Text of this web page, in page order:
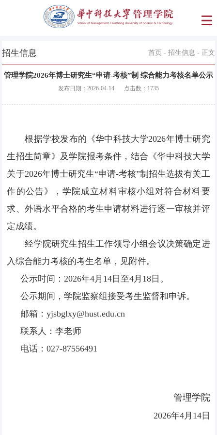
招生信息 首页 - 招生信息 - 正文
管理学院2026年博士研究生“申请-考核”制 综合能力考核名单公示
发布日期： 2026-04-14 点击数： 1735
根据学校发布的《华中科技大学2026年博士研究
生招生简章》及学院报考条件，结合《华中科技大学
关于2026年博士研究生“申请-考核”制招生选拔有关工
作的公告》，学院成立材料审核小组对符合材料要
求、外语水平合格的考生申请材料进行逐一审核并评
定成绩。
经学院研究生招生工作领导小组会议决策确定进
入综合能力考核的考生名单，见附件。
公示时间：2026年4月14 日至4月18 日。
公示期间，学院监察组接受考生监督和申诉。
邮箱：yjsbglxy@hust.edu.cn
联系人：李老师
电话：027-87556491
管理学院
2026年4月14日